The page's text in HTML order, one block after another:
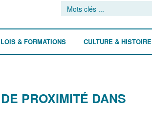
& FORMATIONS CULTURE & HISTOIRE
PROXIMITÉ DANS